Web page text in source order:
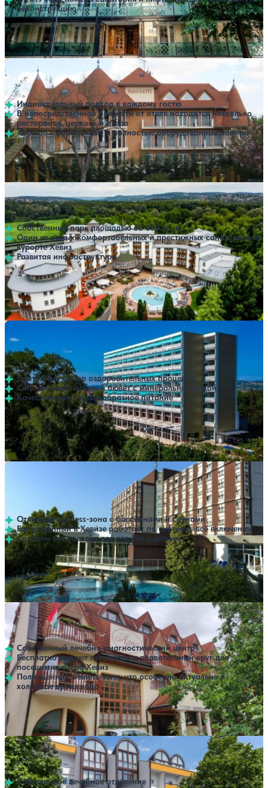
реконструкцию
Профилей лечения:2 SPA
Санаторий Sante Panzio
Хевиз
Индивидуальный подход к каждому гостю
В непосредственной близости от отеля находится несколько
ресторанов, церковь и озеро
Хорошо оформленные и полностью оборудованные номера
Профилей лечения: 2
Нет цен или свободных мест на выбранные даты
Выбрать другой вариант
Санаторий Lotus Therme Hotel & Spa
Хевиз
Cобственный парк площадью 68 000 кв. м.
Один из самых комфортабельных и престижных санаториев на
курорте Хевиз
Развитая инфраструктура
Профилей лечения:2 Крытый бассейн
Открытый бассейн
SPA
Нет цен или свободных мест на выбранные даты
Выбрать другой вариант
Санаторий Ensana Thermal Heviz (ex. Danubius Health
Spa Resort Heviz)
52 отзыва
Хевиз
Достойный выбор оздоровительных процедур
Собственный питьевой бювет с минеральной водой
Качественное и разнообразное питание
Профилей лечения: Крытый бассейн
SPA
Нет цен или свободных мест на выбранные даты
Выбрать другой вариант
Санаторий Ensana Thermal Aqua (ex. Danubius Health
Отличная wellness-зона с бассейнами и саунами
Единственный в Хевизе работает по системе «всё включено»
Созданы все условия для отдыха с детьми
Профилей лечения:2 Крытый бассейн
Открытый бассейн
SPA
Нет цен или свободных мест на выбранные даты
Выбрать другой вариант
Санаторий Agnes
Хевиз
Собственный лечебно-диагностический центр
Бесплатно выдают полотенце и плавательный круг для
посещения озера Хевиз
Полноценная welness-зона, что особенно актуально в
холодное время года
Профилей лечения: Крытый бассейн SPA
Нет цен или свободных мест на выбранные даты
Выбрать другой вариант
Санаторий Napsugar
Хевиз
Собственное лечебное отделение
Нет цен или свободных мест на выбранные даты
Выбрать другой вариант